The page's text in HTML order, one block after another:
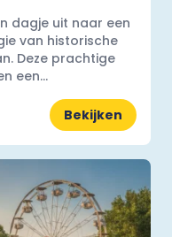
dagje uit naar een
van historische
Deze prachtige
een...
Bekijken